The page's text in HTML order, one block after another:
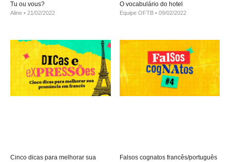
Tu ou vous?
Aline 21/02/2022
O vocabulário do hotel
Equipe OFTB 09/02/2022
Cinco dicas para melhorar sua
Falsos cognatos francês/português